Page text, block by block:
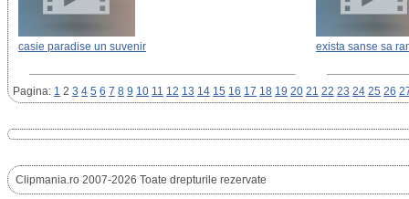
casie paradise un suvenir exista sanse sa
Pagina: 1 2 3 4 5 6 7 8 9 10 11 12 13 14 15 16 17 18 19 20 21 22 23 24 25 26
Clipmania.ro 2007-2026 Toate drepturile rezervate